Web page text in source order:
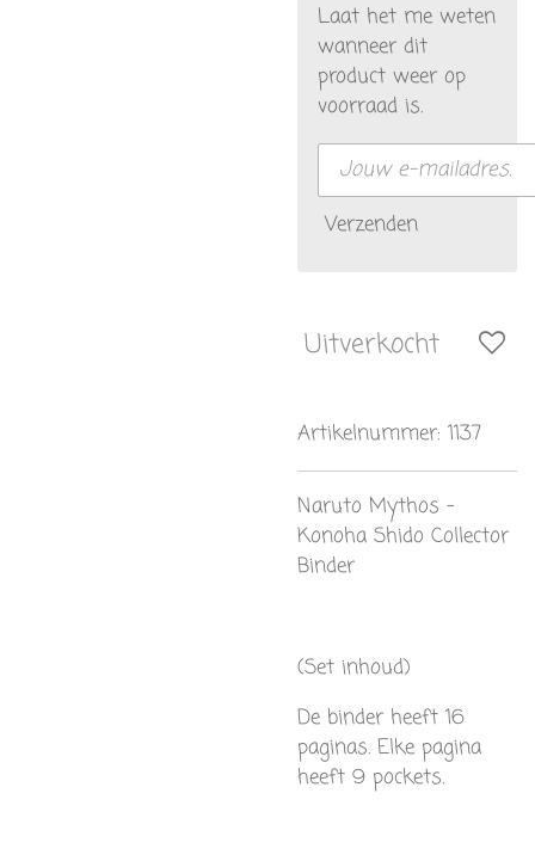
Laat het me weten
wanneer dit
product weer op
voorraad is.
Verzenden
Uitverkocht
Artikelnummer: 1137
Naruto Mythos -
Konoha Shido Collector
Binder
(Set inhoud)
De binder heeft 16
paginas. Elke pagina
heeft 9 pockets.